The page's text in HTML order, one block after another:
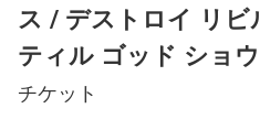
ス / デストロイ リビ
ティル ゴッド ショウ
チケット